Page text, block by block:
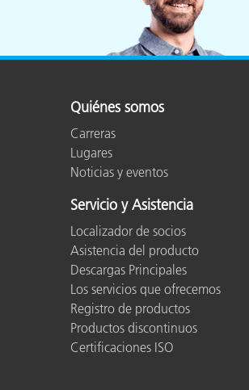
Plásticos
Quiénes somos
Carreras
Lugares
Noticias y eventos
Servicio y Asistencia
Localizador de socios
Asistencia del producto
Descargas Principales
Los servicios que ofrecemos
Registro de productos
Productos discontinuos
Certificaciones ISO